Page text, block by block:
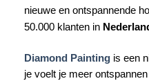
nieuwe en ontspannende
50.000 klanten in
Diamond Painting is een
je voelt je meer